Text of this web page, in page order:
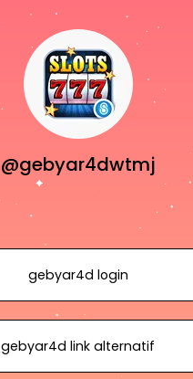
@gebyar4dwtmj
gebyar4d login
gebyar4d link alternatif